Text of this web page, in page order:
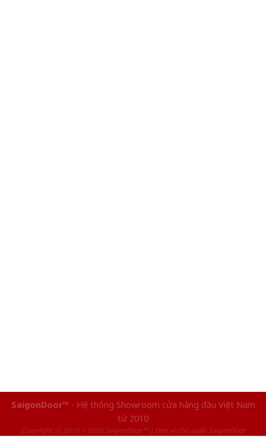
SaigonDoor™ - Hệ thống Showroom cửa hàng đầu Việt Nam
từ 2010
Copyright ⓒ 2010 – 2026 SaigonDoor™ | Đơn vị chủ quản SaigonDoor